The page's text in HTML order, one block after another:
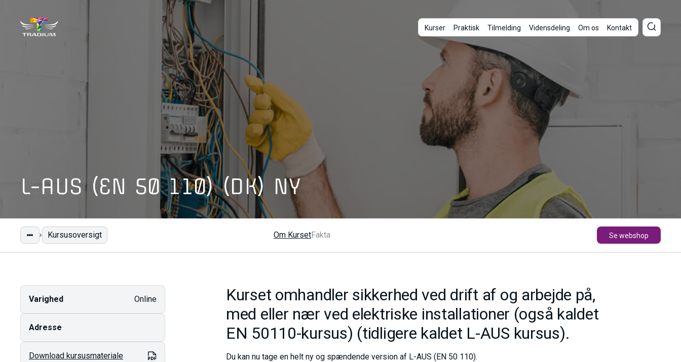
Kurser Praktisk Tilmelding Vidensdeling Om os Kontakt
L-AUS (EN 50 110) (DK) NY
Kursusoversigt Om KursetFakta Se webshop
Varighed Online
Adresse
Download kursusmateriale
Kurset omhandler sikkerhed ved drift af og arbejde på,
med eller nær ved elektriske installationer (også kaldet
EN 50110-kursus) (tidligere kaldet L-AUS kursus).
Du kan nu tage en helt ny og spændende version af L-AUS (EN 50 110).